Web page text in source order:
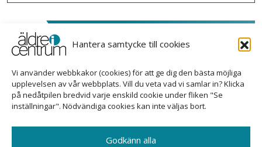
Hantera samtycke till cookies
Vi använder webbkakor (cookies) för att ge dig den bästa möjliga
upplevelsen av vår webbplats. Vill du veta vad vi samlar in? Klicka
på nedåtpilen bredvid varje enskild cookie under fliken "Se
inställningar". Nödvändiga cookies kan inte väljas bort.
Godkänn alla
Prenumerera på nyhetsbrevet
PRENUMERERA